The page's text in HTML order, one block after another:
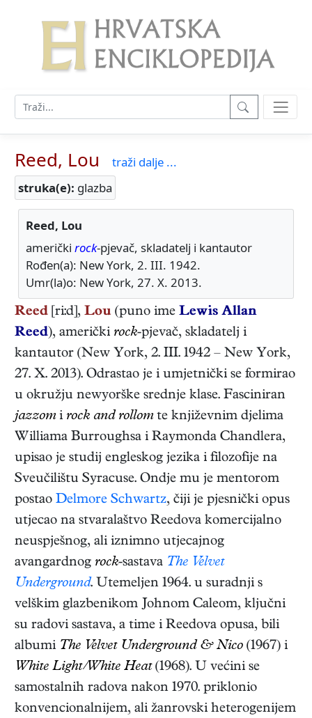
Reed, Lou
traži dalje ...
struka(e): glazba
Reed, Lou
američki rock-pjevač, skladatelj i kantautor
Rođen(a): New York, 2. III. 1942.
Umr(la)o: New York, 27. X. 2013.
Reed [ri:d], Lou (puno ime Lewis Allan
Reed), američki rock-pjevač, skladatelj i
kantautor (New York, 2. III. 1942 – New York,
27. X. 2013). Odrastao je i umjetnički se formirao
u okružju newyorške srednje klase. Fasciniran
jazzomi rock and rollomte književnim djelima
Williama Burroughsa i Raymonda Chandlera,
upisao je studij engleskog jezika i filozofije na
Sveučilištu Syracuse. Ondje mu je mentorom
postao Delmore Schwartz, čiji je pjesnički opus
utjecao na stvaralaštvo Reedova komercijalno
neuspješnog, ali iznimno utjecajnog
avangardnog rock-sastava The Velvet
Underground. Utemeljen 1964. u suradnji s
velškim glazbenikom Johnom Caleom, ključni
su radovi sastava, a time i Reedova opusa, bili
albumi The Velvet Underground & Nico (1967) i
White Light/White Heat(1968). U većini se
samostalnih radova nakon 1970. priklonio
konvencionalnijem, ali žanrovski heterogenijem